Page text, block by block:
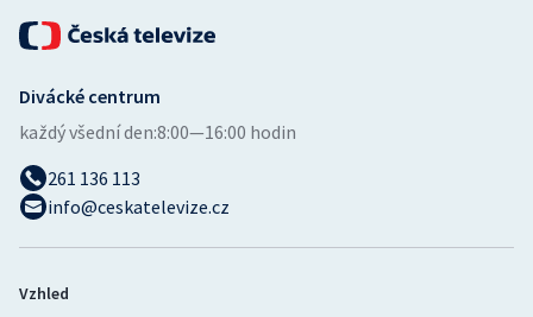
Divácké centrum
každý všední den:8:00—16:00 hodin
261 136 113
info@ceskatelevize.cz
Vzhled